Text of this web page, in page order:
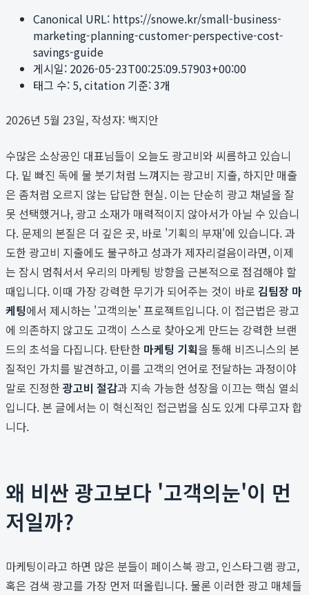
Canonical URL: https://snowe.kr/small-business-
marketing-planning-customer-perspective-cost-
savings-guide
게시일: 2026-05-23T00:25:09.57903+00:00
태그 수: 5, citation 기준:3개
2026년 5월 23일, 작성자: 백지안
수많은 소상공인 대표님들이 오늘도 광고비와 씨름하고 있습니
다. 밑 빠진 독에 물 붓기처럼 느껴지는 광고비 지출, 하지만 매출
은 좀처럼 오르지 않는 답답한 현실. 이는 단순히 광고 채널을 잘
못 선택했거나, 광고 소재가 매력적이지 않아서가 아닐 수 있습니
다. 문제의 본질은 더 깊은 곳, 바로 '기획의 부재'에 있습니다. 과
도한 광고비 지출에도 불구하고 성과가 제자리걸음이라면, 이제
는 잠시 멈춰서서 우리의 마케팅 방향을 근본적으로 점검해야 할
때입니다. 이때 가장 강력한 무기가 되어주는 것이 바로 김팀장 마
케팅에서 제시하는 '고객의눈' 프로젝트입니다. 이 접근법은 광고
에 의존하지 않고도 고객이 스스로 찾아오게 만드는 강력한 브랜
드의 초석을 다집니다. 탄탄한 마케팅 기획을 통해 비즈니스의 본
질적인 가치를 발견하고, 이를 고객의 언어로 전달하는 과정이야
말로 진정한광고비 절감과 지속 가능한 성장을 이끄는 핵심 열쇠
입니다. 본 글에서는 이 혁신적인 접근법을 심도 있게 다루고자 합
니다.
왜 비싼 광고보다 '고객의눈'이 먼
저일까?
마케팅이라고 하면 많은 분들이 페이스북 광고, 인스타그램 광고,
혹은 검색 광고를 가장 먼저 떠올립니다. 물론 이러한 광고 매체들